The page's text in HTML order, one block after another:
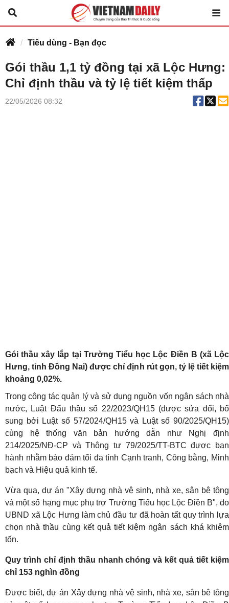
Tiêu dùng - Bạn đọc
Gói thầu 1,1 tỷ đồng tại xã Lộc Hưng:
Chỉ định thầu và tỷ lệ tiết kiệm thấp
22/05/2026 08:32
Gói thầu xây lắp tại Trường Tiểu học Lộc Điền B (xã Lộc
Hưng, tỉnh Đồng Nai) được chỉ định rút gọn, tỷ lệ tiết kiệm
khoảng 0,02%.
Trong công tác quản lý và sử dụng nguồn vốn ngân sách nhà
nước, Luật Đấu thầu số 22/2023/QH15 (được sửa đổi, bổ
sung bởi Luật số 57/2024/QH15 và Luật số 90/2025/QH15)
cùng hệ thống văn bản hướng dẫn như Nghị định
214/2025/NĐ-CP và Thông tư 79/2025/TT-BTC được ban
hành nhằm bảo đảm tối đa tính Cạnh tranh, Công bằng, Minh
bạch và Hiệu quả kinh tế.
Vừa qua, dự án "Xây dựng nhà vệ sinh, nhà xe, sân bê tông
và một số hạng mục phụ trợ Trường Tiểu học Lộc Điền B", do
UBND xã Lộc Hưng làm chủ đầu tư đã hoàn tất quy trình lựa
chọn nhà thầu cùng kết quả tiết kiệm ngân sách khá khiêm
tốn.
Quy trình chỉ định thầu nhanh chóng và kết quả tiết kiệm
chỉ 153 nghìn đồng
Được biết, dự án Xây dựng nhà vệ sinh, nhà xe, sân bê tông